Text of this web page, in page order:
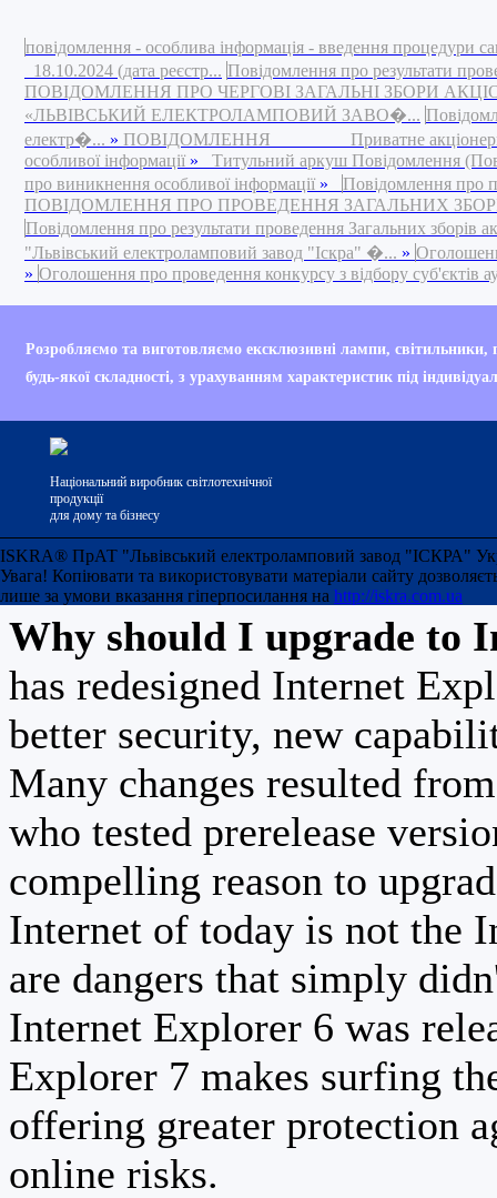
повідомлення - особлива інформація - введення процедури
18.10.2024 (дата реєстр... Повідомлення про результати
ПОВІДОМЛЕННЯ ПРО ЧЕРГОВІ ЗАГАЛЬНІ ЗБОРИ
«ЛЬВІВСЬКИЙ ЕЛЕКТРОЛАМПОВИЙ ЗАВО�...
електр�... » ПОВІДОМЛЕННЯ Приватне акціонерне
особливої інформації »
Титульний аркуш Повідомлення
про виникнення особливої інформації »
Повідомлення про
ПОВІДОМЛЕННЯ ПРО ПРОВЕДЕННЯ ЗАГАЛЬНИХ
Повідомлення про результати проведення Загальних зборів
"Львівський електроламповий завод "Іскра" �... »
» Оголошення про проведення конкурсу з відбору суб'єктів
Розробляємо та виготовляємо ексклюзивні лампи, світильники,
будь-якої складності, з урахуванням характеристик під
Національний виробник світлотехнічної
продукції
для дому та бізнесу
ISKRA® ПрАТ "Львівський електроламповий завод "ІСКРА"
Увага! Копіювати та використовувати матеріали сайту
лише за умови вказання гіперпосилання на http://iskra.com.ua
Your are currently
Internet Explorer 6
Your current web
version 7 of Internet
advantage of all of
Why should I upgrade to
has redesigned Internet
better security, new
Many changes resulted
who tested prerelease
compelling reason to
Internet of today is not the
are dangers that simply
Internet Explorer 6 was
Explorer 7 makes surfing
offering greater protection
online risks.